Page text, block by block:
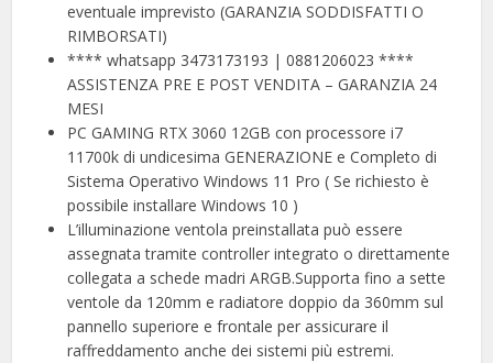
eventuale imprevisto (GARANZIA SODDISFATTI O
RIMBORSATI)
**** whatsapp 3473173193 | 0881206023 ****
ASSISTENZA PRE E POST VENDITA – GARANZIA 24
MESI
PC GAMING RTX 3060 12GB con processore i7
11700k di undicesima GENERAZIONE e Completo di
Sistema Operativo Windows 11 Pro ( Se richiesto è
possibile installare Windows 10 )
L’illuminazione ventola preinstallata può essere
assegnata tramite controller integrato o direttamente
collegata a schede madri ARGB.Supporta fino a sette
ventole da 120mm e radiatore doppio da 360mm sul
pannello superiore e frontale per assicurare il
raffreddamento anche dei sistemi più estremi.